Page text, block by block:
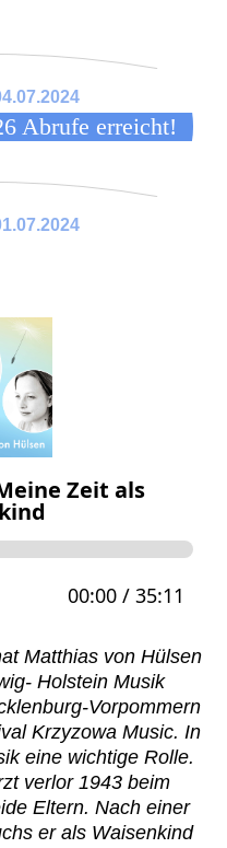
Abrufe erreicht!
Matthias von Hülsen
Holstein Musik
Vorpommern
Krzyzowa Music. In
eine wichtige Rolle.
verlor 1943 beim
Eltern. Nach einer
er als Waisenkind